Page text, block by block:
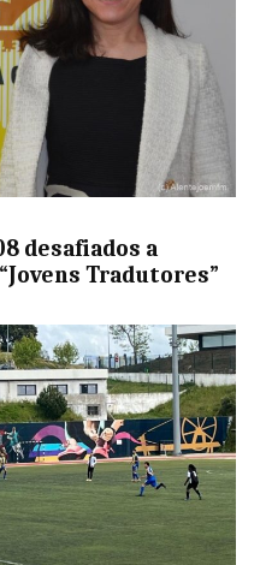
desafiados a
Tradutores”